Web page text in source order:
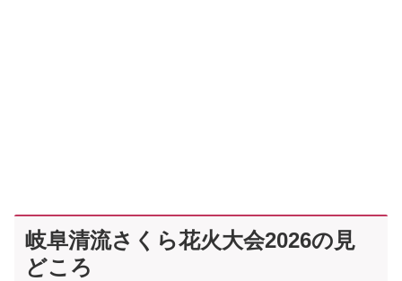
岐阜清流さくら花火大会2026の見
どころ